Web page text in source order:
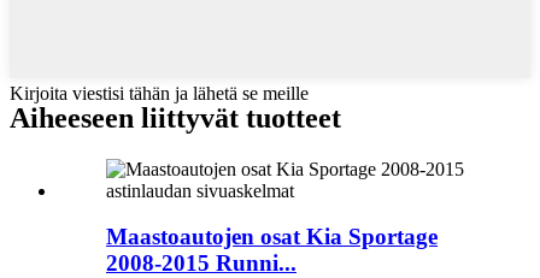
Kirjoita viestisi tähän ja lähetä se meille
Aiheeseen liittyvät tuotteet
Maastoautojen osat Kia Sportage
2008-2015 Runni...